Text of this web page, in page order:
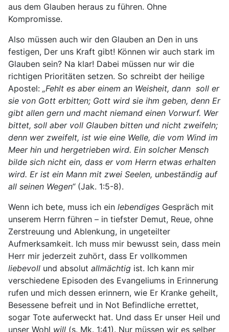
aus dem Glauben heraus zu führen. Ohne
Kompromisse.
Also müssen auch wir den Glauben an Den in uns
festigen, Der uns Kraft gibt! Können wir auch stark im
Glauben sein? Na klar! Dabei müssen nur wir die
richtigen Prioritäten setzen. So schreibt der heilige
Apostel: „Fehlt es aber einem an Weisheit, dann soll er
sie von Gott erbitten; Gott wird sie ihm geben, denn Er
gibt allen gern und macht niemand einen Vorwurf. Wer
bittet, soll aber voll Glauben bitten und nicht zweifeln;
denn wer zweifelt, ist wie eine Welle, die vom Wind im
Meer hin und hergetrieben wird. Ein solcher Mensch
bilde sich nicht ein, dass er vom Herrn etwas erhalten
wird. Er ist ein Mann mit zwei Seelen, unbeständig auf
all seinen Wegen“ (Jak. 1:5-8).
Wenn ich bete, muss ich ein lebendiges Gespräch mit
unserem Herrn führen – in tiefster Demut, Reue, ohne
Zerstreuung und Ablenkung, in ungeteilter
Aufmerksamkeit. Ich muss mir bewusst sein, dass mein
Herr mir jederzeit zuhört, dass Er vollkommen
liebevoll und absolut allmächtig ist. Ich kann mir
verschiedene Episoden des Evangeliums in Erinnerung
rufen und mich dessen erinnern, wie Er Kranke geheilt,
Besessene befreit und in Not Befindliche errettet,
sogar Tote auferweckt hat. Und dass Er unser Heil und
unser Wohl will (s. Mk. 1:41). Nur müssen wir es selber